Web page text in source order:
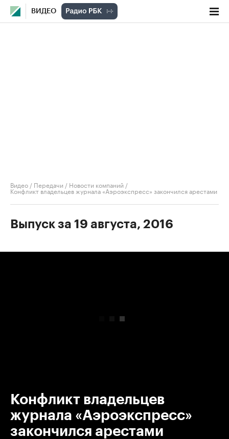
ВИДЕО
Видео / Передачи / Новости компаний /
Конфликт владельцев журнала «Аэроэкспресс» закончился арестами
Выпуск за 19 августа, 2016
Конфликт владельцев
журнала «Аэроэкспресс»
закончился арестами